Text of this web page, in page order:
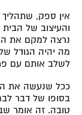
אין ספק, שתהליך
והעיצוב של
נרצה למקם את
מה יהיה הגודל
לשלב אותם עם
ככל שנעשה את
בסופו של דבר
טובה. זה אומר